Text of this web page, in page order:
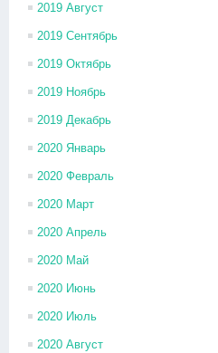
2019 Август
2019 Сентябрь
2019 Октябрь
2019 Ноябрь
2019 Декабрь
2020 Январь
2020 Февраль
2020 Март
2020 Апрель
2020 Май
2020 Июнь
2020 Июль
2020 Август